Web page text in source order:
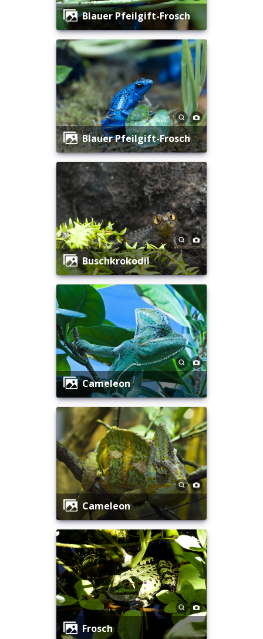
Blauer Pfeilgift-Frosch
Blauer Pfeilgift-Frosch
Buschkrokodil
Cameleon
Cameleon
Frosch